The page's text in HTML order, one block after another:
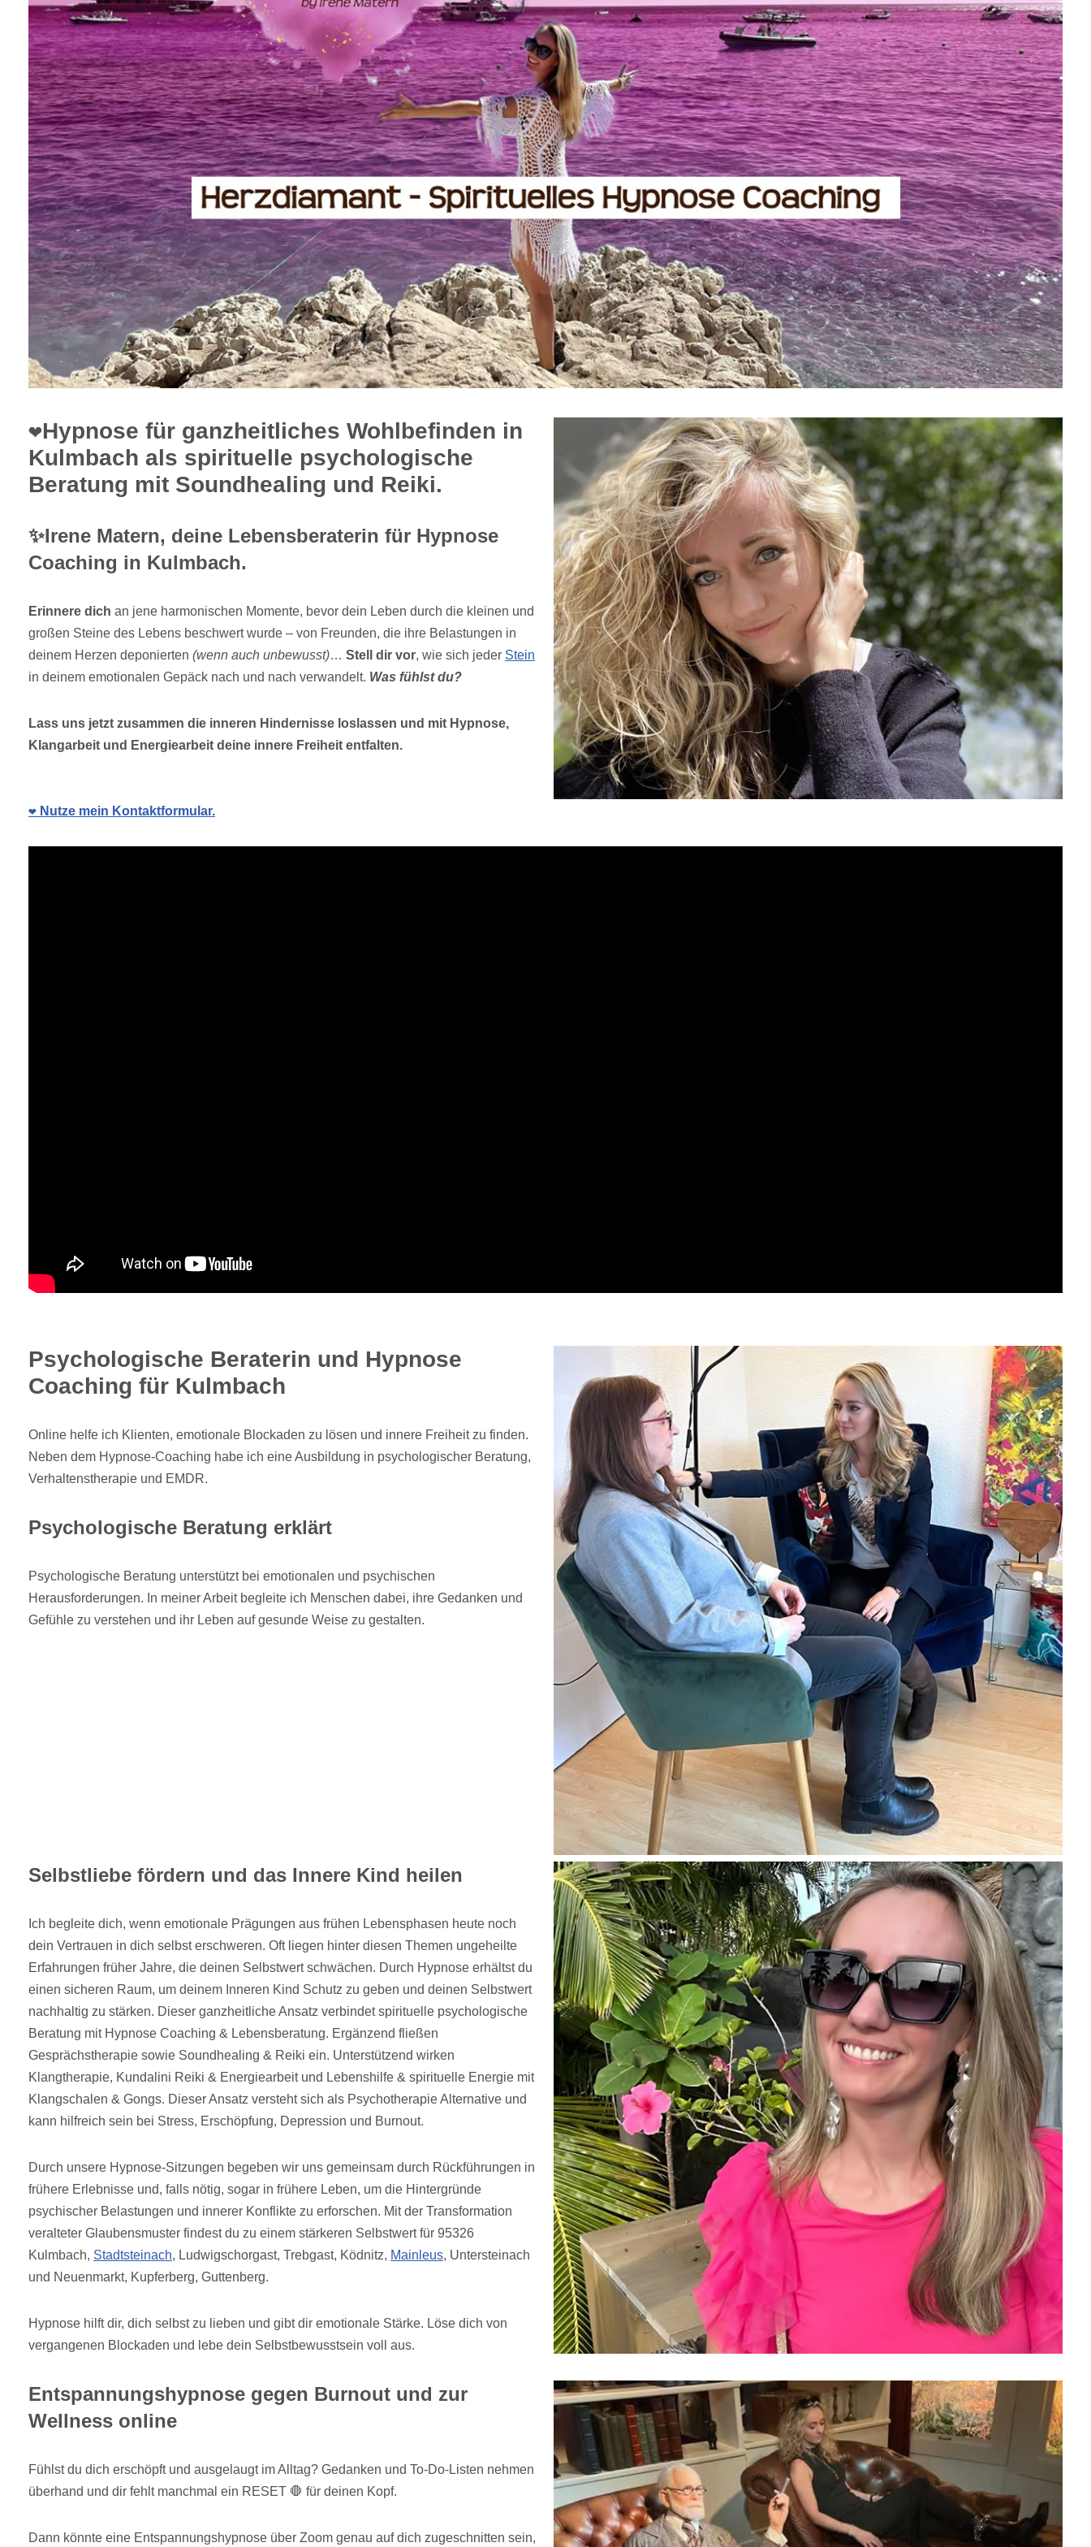
❤️Hypnose für ganzheitliches Wohlbefinden in
Kulmbach als spirituelle psychologische
Beratung mit Soundhealing und Reiki.
✨Irene Matern, deine Lebensberaterin für Hypnose
Coaching in Kulmbach.
Erinnere dich an jene harmonischen Momente, bevor dein Leben durch die kleinen und
großen Steine des Lebens beschwert wurde – von Freunden, die ihre Belastungen in
deinem Herzen deponierten (wenn auch unbewusst)… Stell dir vor, wie sich jeder Stein
in deinem emotionalen Gepäck nach und nach verwandelt. Was fühlst du?
Lass uns jetzt zusammen die inneren Hindernisse loslassen und mit Hypnose,
Klangarbeit und Energiearbeit deine innere Freiheit entfalten.
❤️ Nutze mein Kontaktformular.
Psychologische Beraterin und Hypnose
Coaching für Kulmbach
Online helfe ich Klienten, emotionale Blockaden zu lösen und innere Freiheit zu finden.
Neben dem Hypnose-Coaching habe ich eine Ausbildung in psychologischer Beratung,
Verhaltenstherapie und EMDR.
Psychologische Beratung erklärt
Psychologische Beratung unterstützt bei emotionalen und psychischen
Herausforderungen. In meiner Arbeit begleite ich Menschen dabei, ihre Gedanken und
Gefühle zu verstehen und ihr Leben auf gesunde Weise zu gestalten.
Selbstliebe fördern und das Innere Kind heilen
Ich begleite dich, wenn emotionale Prägungen aus frühen Lebensphasen heute noch
dein Vertrauen in dich selbst erschweren. Oft liegen hinter diesen Themen ungeheilte
Erfahrungen früher Jahre, die deinen Selbstwert schwächen. Durch Hypnose erhältst du
einen sicheren Raum, um deinem Inneren Kind Schutz zu geben und deinen Selbstwert
nachhaltig zu stärken. Dieser ganzheitliche Ansatz verbindet spirituelle psychologische
Beratung mit Hypnose Coaching & Lebensberatung. Ergänzend fließen
Gesprächstherapie sowie Soundhealing & Reiki ein. Unterstützend wirken
Klangtherapie, Kundalini Reiki & Energiearbeit und Lebenshilfe & spirituelle Energie mit
Klangschalen & Gongs. Dieser Ansatz versteht sich als Psychotherapie Alternative und
kann hilfreich sein bei Stress, Erschöpfung, Depression und Burnout.
Durch unsere Hypnose-Sitzungen begeben wir uns gemeinsam durch Rückführungen in
frühere Erlebnisse und, falls nötig, sogar in frühere Leben, um die Hintergründe
psychischer Belastungen und innerer Konflikte zu erforschen. Mit der Transformation
veralteter Glaubensmuster findest du zu einem stärkeren Selbstwert für 95326
Kulmbach, Stadtsteinach, Ludwigschorgast, Trebgast, Ködnitz, Mainleus, Untersteinach
und Neuenmarkt, Kupferberg, Guttenberg.
Hypnose hilft dir, dich selbst zu lieben und gibt dir emotionale Stärke. Löse dich von
vergangenen Blockaden und lebe dein Selbstbewusstsein voll aus.
Entspannungshypnose gegen Burnout und zur
Wellness online
Fühlst du dich erschöpft und ausgelaugt im Alltag? Gedanken und To-Do-Listen nehmen
überhand und dir fehlt manchmal ein RESET 🛑 für deinen Kopf.
Dann könnte eine Entspannungshypnose über Zoom genau auf dich zugeschnitten sein,